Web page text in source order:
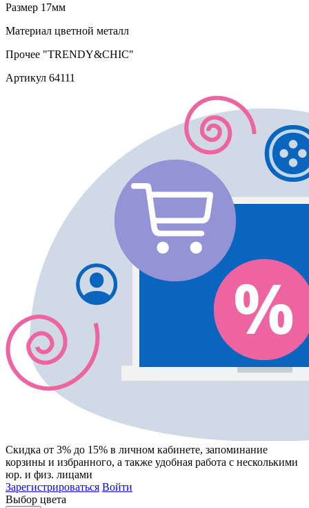
Размер 17мм
Материал цветной металл
Прочее "TRENDY&CHIC"
Артикул 64111
Скидка от 3% до 15% в личном кабинете, запоминание
корзины и избранного, а также удобная работа с несколькими
юр. и физ. лицами
Зарегистрироваться Войти
Выбор цвета